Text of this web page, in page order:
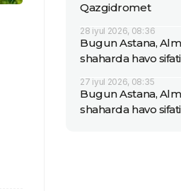
Qazgidromet
28 iyul 2026, 08:36
Bugun Astana,
shaharda havo
27 iyul 2026, 08:35
Bugun Astana,
shaharda havo